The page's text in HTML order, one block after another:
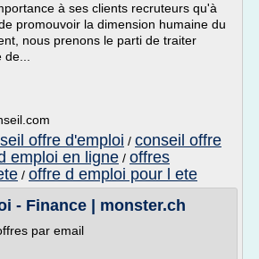
à ses clients recruteurs qu'à
promouvoir la dimension humaine du
nous prenons le parti de traiter
offre d'emploi / conseil offre
emploi en ligne / offres
/ offre d emploi pour l ete
- Finance | monster.ch
par email